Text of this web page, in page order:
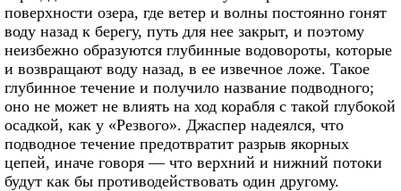
поверхности озера, где ветер и волны постоянно гонят
воду назад к берегу, путь для нее закрыт, и поэтому
неизбежно образуются глубинные водовороты, которые
и возвращают воду назад, в ее извечное ложе. Такое
глубинное течение и получило название подводного;
оно не может не влиять на ход корабля с такой глубокой
осадкой, как у «Резвого». Джаспер надеялся, что
подводное течение предотвратит разрыв якорных
цепей, иначе говоря — что верхний и нижний потоки
будут как бы противодействовать один другому.